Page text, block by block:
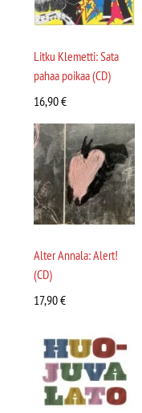
Litku Klemetti: Sata
pahaa poikaa (CD)
16,90€
Alter Annala: Alert!
(CD)
17,90€